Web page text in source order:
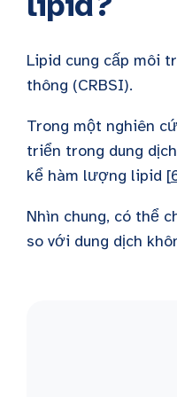
Lipid cung cấp môi
thông (CRBSI).
Trong một nghiên
triển trong dung
kể hàm lượng lipid [
Nhìn chung, có thể
so với dung dịch